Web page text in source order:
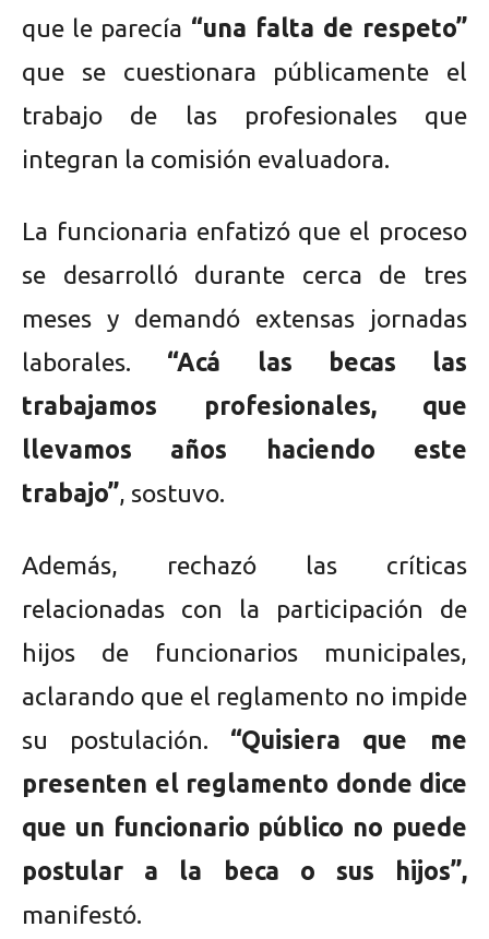
que le parecía “una falta de respeto”
que se cuestionara públicamente el
trabajo de las profesionales que
integran la comisión evaluadora.
La funcionaria enfatizó que el proceso
se desarrolló durante cerca de tres
meses y demandó extensas jornadas
laborales. “Acá las becas las
trabajamos profesionales, que
llevamos años haciendo este
trabajo”, sostuvo.
Además, rechazó las críticas
relacionadas con la participación de
hijos de funcionarios municipales,
aclarando que el reglamento no impide
su postulación. “Quisiera que me
presenten el reglamento donde dice
que un funcionario público no puede
postular a la beca o sus hijos”,
manifestó.